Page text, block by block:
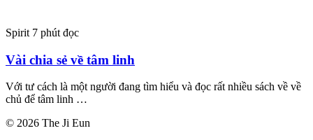
Spirit 7 phút đọc
Vài chia sẻ về tâm linh
Với tư cách là một người đang tìm hiểu và đọc rất nhiều sách về về
chủ để tâm linh …
© 2026 The Ji Eun